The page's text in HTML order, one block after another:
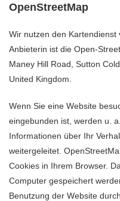
OpenStreetMap
Wir nutzen den Kartendienst
Anbieterin ist die Open-
Maney Hill Road, Sutton
United Kingdom.
Wenn Sie eine Website
eingebunden ist, werden u.
Informationen über Ihr
weitergeleitet.
Cookies in Ihrem Browser.
Computer gespeichert
Benutzung der Website